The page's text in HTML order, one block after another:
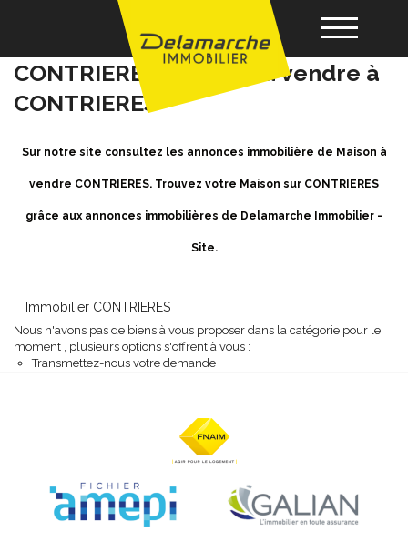
Acheter
Vendre
Nos agences
Achat / Vente Maison
CONTRIERES - Maison a vendre à
CONTRIERES
Sur notre site consultez les annonces immobilière de Maison à
vendre CONTRIERES. Trouvez votre Maison sur CONTRIERES
grâce aux annonces immobilières de Delamarche Immobilier -
Site.
Immobilier CONTRIERES
Nous n'avons pas de biens à vous proposer dans la catégorie pour le
moment , plusieurs options s'offrent à vous :
Transmettez-nous votre demande